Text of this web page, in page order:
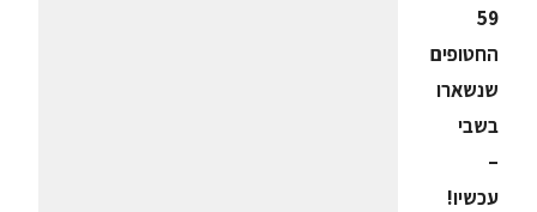
59
החטופים
שנשארו
בשבי
–
עכשיו!